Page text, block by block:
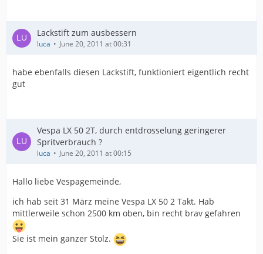
Lackstift zum ausbessern
luca June 20, 2011 at 00:31
habe ebenfalls diesen Lackstift, funktioniert eigentlich recht
gut
Vespa LX 50 2T, durch entdrosselung geringerer
Spritverbrauch ?
luca June 20, 2011 at 00:15
Hallo liebe Vespagemeinde,
ich hab seit 31 März meine Vespa LX 50 2 Takt. Hab
mittlerweile schon 2500 km oben, bin recht brav gefahren
Sie ist mein ganzer Stolz.